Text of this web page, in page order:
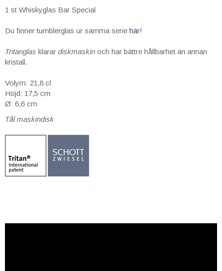
1 st Whiskyglas Bar Special
Du finner tumblerglas ur samma serie här!
Tritanglas klarar diskmaskin och har bättre hållbarhet än annan
kristall.
Volym: 21,8 cl
Höjd: 17,5 cm
Ø: 6,6 cm
Tål maskindisk